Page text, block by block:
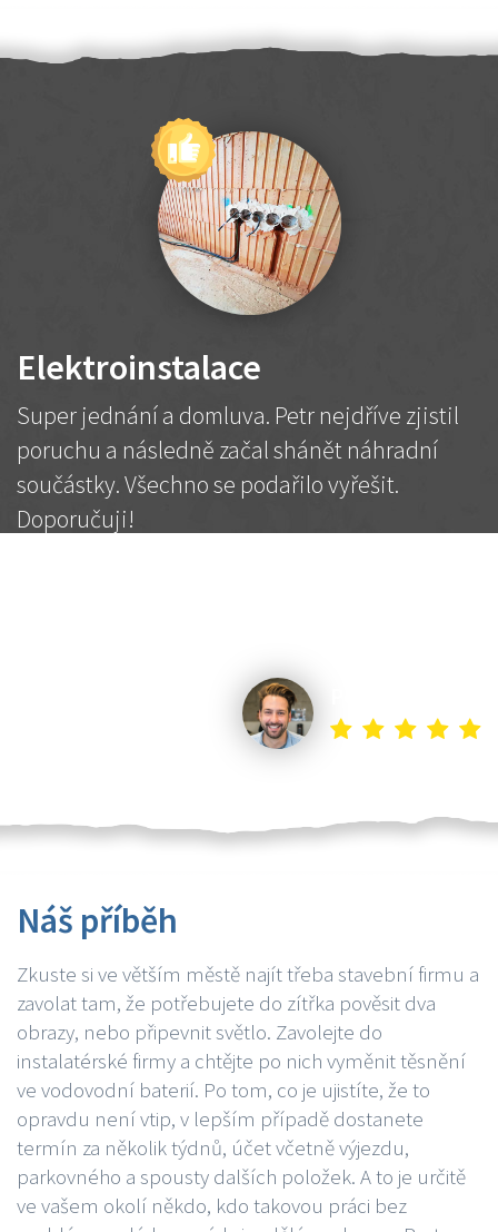
Elektroinstalace
Super jednání a domluva. Petr nejdříve zjistil
poruchu a následně začal shánět náhradní
součástky. Všechno se podařilo vyřešit.
Doporučuji!
Náš příběh
Zkuste si ve větším městě najít třeba stavební firmu a
zavolat tam, že potřebujete do zítřka pověsit dva
obrazy, nebo připevnit světlo. Zavolejte do
instalatérské firmy a chtějte po nich vyměnit těsnění
ve vodovodní baterií. Po tom, co je ujistíte, že to
opravdu není vtip, v lepším případě dostanete
termín za několik týdnů, účet včetně výjezdu,
parkovného a spousty dalších položek. A to je určitě
ve vašem okolí někdo, kdo takovou práci bez